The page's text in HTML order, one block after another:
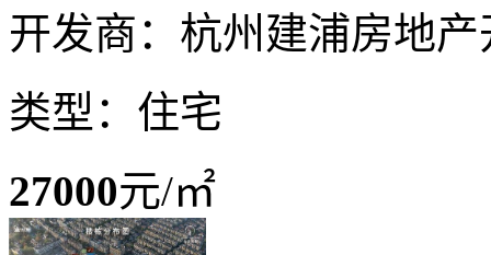
开发商：杭州建浦房地
类型：住宅
27000元/㎡